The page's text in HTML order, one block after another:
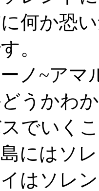
何か恐
。
ノ~ア
うかわ
でいく
にはソ
はソレ